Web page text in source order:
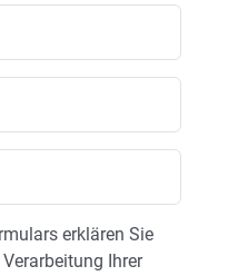
erklären Sie
Ihrer